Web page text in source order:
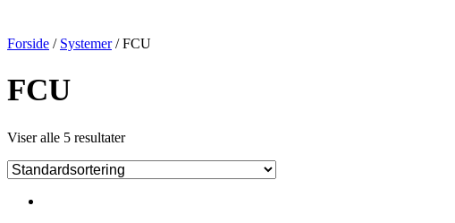
Forside / Systemer/ FCU
FCU
Viser alle 5 resultater